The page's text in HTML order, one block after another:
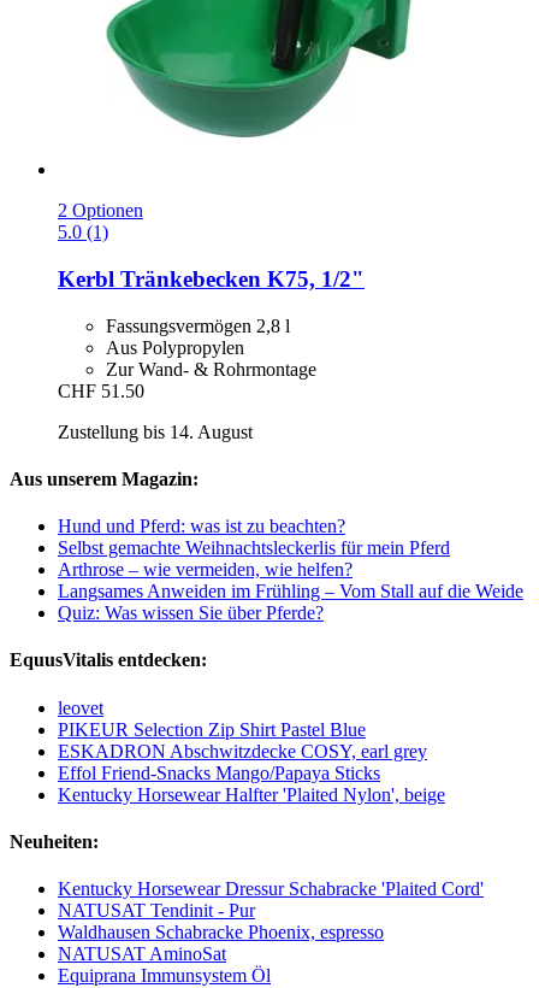
2 Optionen
5.0 (1)
Kerbl Tränkebecken K75, 1/2"
Fassungsvermögen 2,8 l
Aus Polypropylen
Zur Wand- & Rohrmontage
CHF 51.50
Zustellung bis 14. August
Aus unserem Magazin:
Hund und Pferd: was ist zu beachten?
Selbst gemachte Weihnachtsleckerlis für mein Pferd
Arthrose – wie vermeiden, wie helfen?
Langsames Anweiden im Frühling – Vom Stall auf die Weide
Quiz: Was wissen Sie über Pferde?
EquusVitalis entdecken:
leovet
PIKEUR Selection Zip Shirt Pastel Blue
ESKADRON Abschwitzdecke COSY, earl grey
Effol Friend-Snacks Mango/Papaya Sticks
Kentucky Horsewear Halfter 'Plaited Nylon', beige
Neuheiten:
Kentucky Horsewear Dressur Schabracke 'Plaited Cord'
NATUSAT Tendinit - Pur
Waldhausen Schabracke Phoenix, espresso
NATUSAT AminoSat
Equiprana Immunsystem Öl